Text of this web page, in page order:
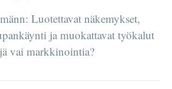
Luotettavat näkemykset,
ja muokattavat työkalut
vai markkinointia?